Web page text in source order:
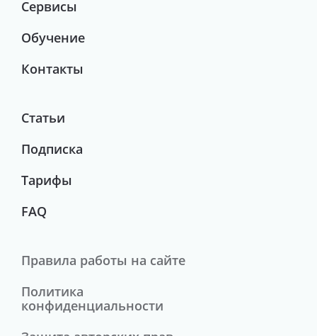
Сервисы
Обучение
Контакты
Статьи
Подписка
Тарифы
FAQ
Правила работы на сайте
Политика
конфиденциальности